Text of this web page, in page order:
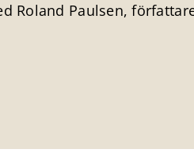
Roland Paulsen,